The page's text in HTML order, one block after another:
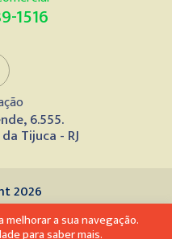
1516
6.555.
Tijuca - RJ
2026
a sua navegação.
para saber mais.